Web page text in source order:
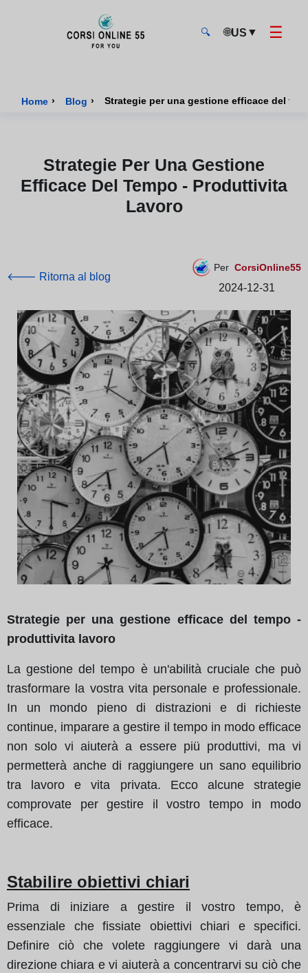
🔍 🌐US ▼ ☰
Home › Blog › Strategie per una gestione efficace del
Strategie Per Una Gestione
Efficace Del Tempo - Produttivita
Lavoro
🡐 Ritorna al blog
Per CorsiOnline55
2024-12-31
Strategie per una gestione efficace del tempo -
produttivita lavoro
La gestione del tempo è un'abilità cruciale che può
trasformare la vostra vita personale e professionale.
In un mondo pieno di distrazioni e di richieste
continue, imparare a gestire il tempo in modo efficace
non solo vi aiuterà a essere piü produttivi, ma vi
permetterà anche di raggiungere un sano equilibrio
tra lavoro e vita privata. Ecco alcune strategie
comprovate per gestire il vostro tempo in modo
efficace.
Stabilire obiettivi chiari
Prima di iniziare a gestire il vostro tempo, è
essenziale che fissiate obiettivi chiari e specifici.
Definire ciò che volete raggiungere vi darà una
direzione chiara e vi aiuterà a concentrarvi su ciò che